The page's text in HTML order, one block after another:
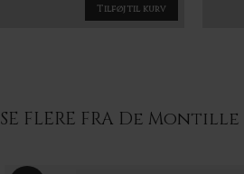
Tilføj til kurv
SE FLERE FRA De Montille